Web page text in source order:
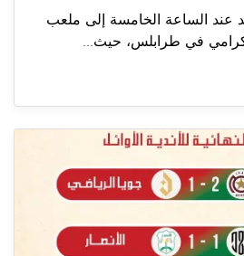
عند الساعة الخامسة إلى ملعب
في طرابلس، حيث...